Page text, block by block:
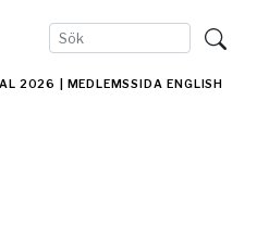
2026 | MEDLEMSSIDA ENGLISH